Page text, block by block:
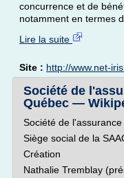
concurrence et de
notamment en termes
Lire la suite
Site : http://www.net-
Société de
Québec —
Société de
Siège social de la
Création
Nathalie Tremblay